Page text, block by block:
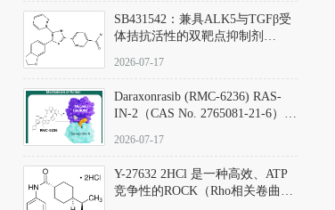
SB431542：兼具ALK5与TGFβ受
体拮抗活性的双靶点抑制剂
D801067）
2026-07-17
Daraxonrasib (RMC-6236) RAS-
IN-2（CAS No. 2765081-21-6）：
向KRAS/NRAS/HRAS的广谱RAS
2026-07-17
Y-27632 2HCl 是一种高效、ATP
竞争性的ROCK（Rho相关卷曲螺